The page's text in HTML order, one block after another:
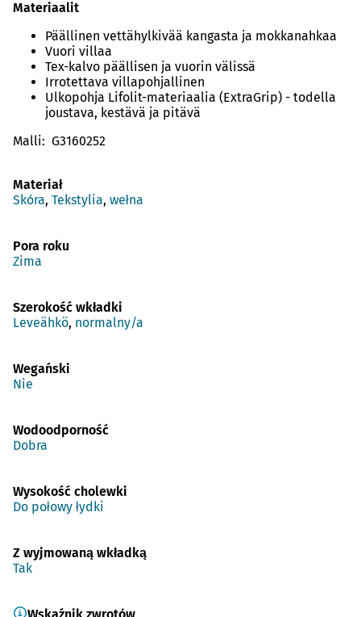
Materiaalit
Päällinen vettähylkivää kangasta ja mokkanahkaa
Vuori villaa
Tex-kalvo päällisen ja vuorin välissä
Irrotettava villapohjallinen
Ulkopohja Lifolit-materiaalia (ExtraGrip) - todella
joustava, kestävä ja pitävä
Malli: G3160252
Materiał
Skóra, Tekstylia, wełna
Pora roku
Zima
Szerokość wkładki
Leveähkö, normalny/a
Wegański
Nie
Wodoodporność
Dobra
Wysokość cholewki
Do połowy łydki
Z wyjmowaną wkładką
Tak
Wskaźnik zwrotów